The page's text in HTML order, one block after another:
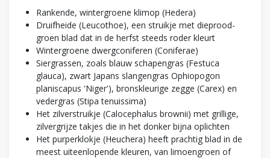
Rankende, wintergroene klimop (Hedera)
Druifheide (Leucothoe), een struikje met dieprood-
groen blad dat in de herfst steeds roder kleurt
Wintergroene dwergconiferen (Coniferae)
Siergrassen, zoals blauw schapengras (Festuca
glauca), zwart Japans slangengras Ophiopogon
planiscapus 'Niger'), bronskleurige zegge (Carex) en
vedergras (Stipa tenuissima)
Het zilverstruikje (Calocephalus brownii) met grillige,
zilvergrijze takjes die in het donker bijna oplichten
Het purperklokje (Heuchera) heeft prachtig blad in de
meest uiteenlopende kleuren, van limoengroen of